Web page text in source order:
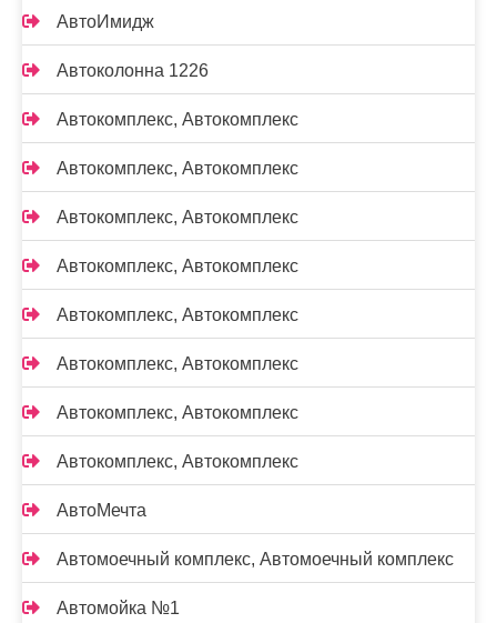
АвтоИмидж
Автоколонна 1226
Автокомплекс, Автокомплекс
Автокомплекс, Автокомплекс
Автокомплекс, Автокомплекс
Автокомплекс, Автокомплекс
Автокомплекс, Автокомплекс
Автокомплекс, Автокомплекс
Автокомплекс, Автокомплекс
Автокомплекс, Автокомплекс
АвтоМечта
Автомоечный комплекс, Автомоечный комплекс
Автомойка №1